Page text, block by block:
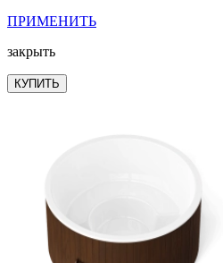
ПРИМЕНИТЬ
закрыть
КУПИТЬ